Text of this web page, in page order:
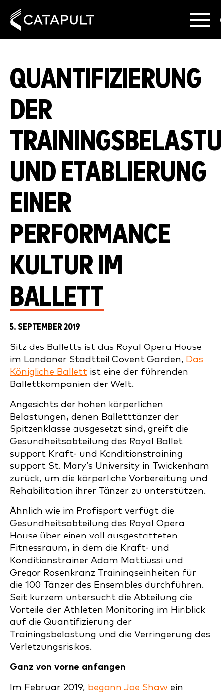
QUANTIFIZIERUNG
DER
UND ETABLIERUNG
EINER
PERFORMANCE
KULTUR IM
BALLETT
5. SEPTEMBER 2019
Sitz des Balletts ist das Royal Opera House
im Londoner Stadtteil Covent Garden, Das
Königliche Ballett ist eine der führenden
Ballettkompanien der Welt.
Angesichts der hohen körperlichen
Belastungen, denen Balletttänzer der
Spitzenklasse ausgesetzt sind, greift die
Gesundheitsabteilung des Royal Ballet
support Kraft- und Konditionstraining
support St. Mary’s University in Twickenham
zurück, um die körperliche Vorbereitung und
Rehabilitation ihrer Tänzer zu unterstützen.
Ähnlich wie im Profisport verfügt die
Gesundheitsabteilung des Royal Opera
House über einen voll ausgestatteten
Fitnessraum, in dem die Kraft- und
Konditionstrainer Adam Mattiussi und
Gregor Rosenkranz Trainingseinheiten für
die 100 Tänzer des Ensembles durchführen.
Seit kurzem untersucht die Abteilung die
Vorteile der Athleten Monitoring im Hinblick
auf die Quantifizierung der
Trainingsbelastung und die Verringerung des
Verletzungsrisikos.
Ganz von vorne anfangen
Im Februar 2019, begann Joe Shaw ein